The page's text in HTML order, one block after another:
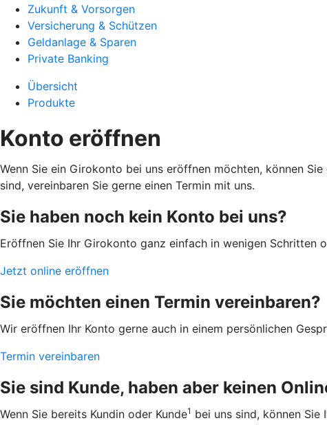
Zukunft & Vorsorgen
Versicherung & Schützen
Geldanlage & Sparen
Private Banking
Übersicht
Produkte
Konto eröffnen
Wenn Sie ein Girokonto bei uns eröffnen möchten, können
sind, vereinbaren Sie gerne einen Termin mit uns.
Sie haben noch kein Konto bei uns?
Eröffnen Sie Ihr Girokonto ganz einfach in wenigen Schritten
Jetzt online eröffnen
Sie möchten einen Termin vereinbaren?
Wir eröffnen Ihr Konto gerne auch in einem persönlichen
Termin vereinbaren
Sie sind Kunde, haben aber keinen
Wenn Sie bereits Kundin oder Kunde1 bei uns sind, können Sie